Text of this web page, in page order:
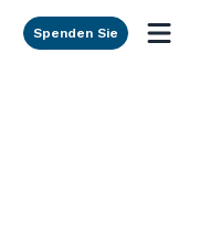
Spenden Sie